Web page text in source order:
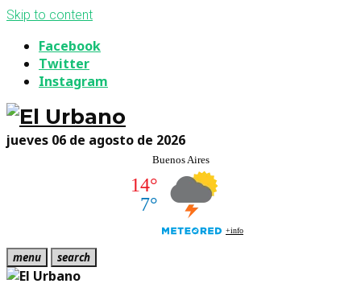
Skip to content
Facebook
Twitter
Instagram
jueves 06 de agosto de 2026
menu search